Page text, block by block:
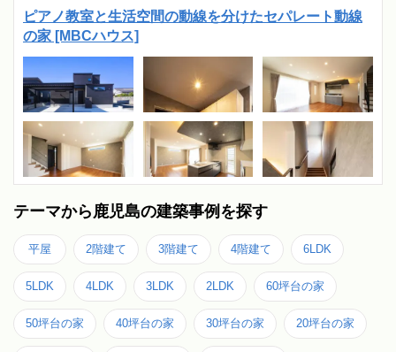
ピアノ教室と生活空間の動線を分けたセパレート動線
の家 [MBCハウス]
テーマから鹿児島の建築事例を探す
平屋 2階建て 3階建て 4階建て 6LDK
5LDK 4LDK 3LDK 2LDK 60坪台の家
50坪台の家 40坪台の家 30坪台の家 20坪台の家